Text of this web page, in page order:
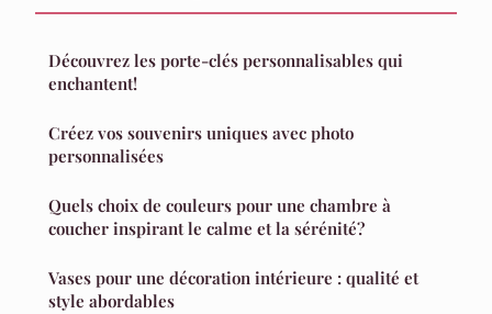
Découvrez les porte-clés personnalisables qui
enchantent!
Créez vos souvenirs uniques avec photo
personnalisées
Quels choix de couleurs pour une chambre à
coucher inspirant le calme et la sérénité?
Vases pour une décoration intérieure : qualité et
style abordables